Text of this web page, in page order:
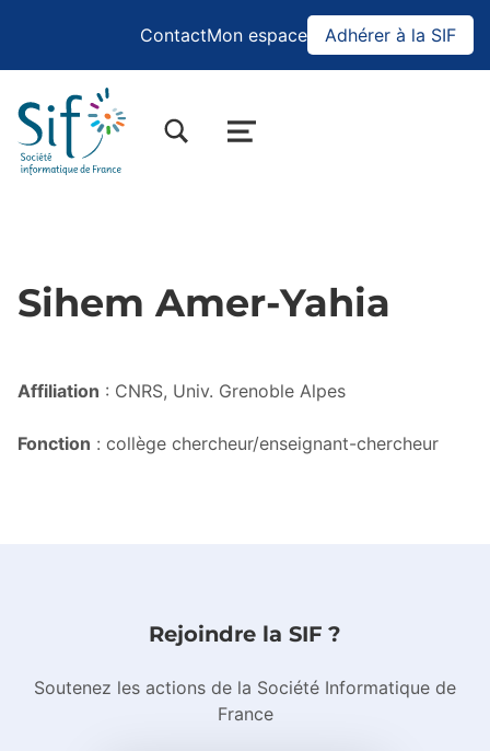
ContactMon espace Adhérer à la SIF
BASCULER LA BOÎTE DE DIALOGUE DU FORMULAIRE DE RECHERCHE
MENU
Sihem Amer-Yahia
Affiliation : CNRS, Univ. Grenoble Alpes
Fonction : collège chercheur/enseignant-chercheur
Rejoindre la SIF ?
Soutenez les actions de la Société Informatique de
France